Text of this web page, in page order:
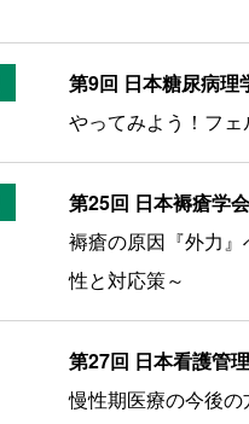
第9回 日本糖尿病
やってみよう！フ
第25回 日本褥瘡学
褥瘡の原因『外力
性と対応策～
第27回 日本看護管
慢性期医療の今後の